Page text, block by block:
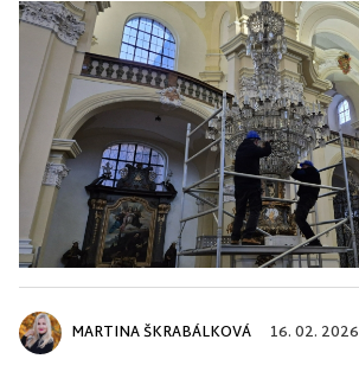
MARTINA ŠKRABÁLKOVÁ 16. 02. 2026